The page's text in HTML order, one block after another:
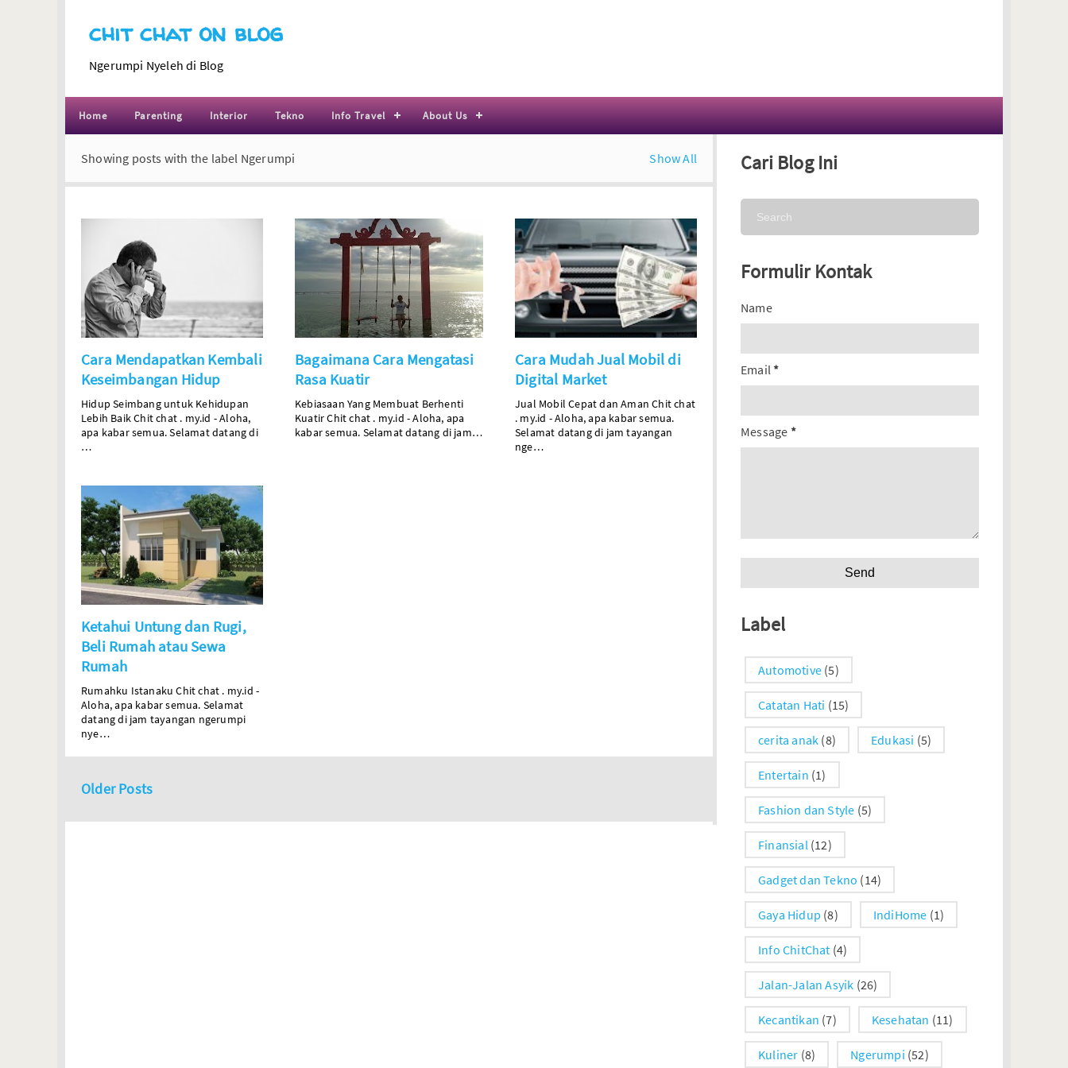
chit chat on blog
Ngerumpi Nyeleh di Blog
Home Parenting Interior Tekno Info Travel About Us
Showing posts with the label Ngerumpi Show All
Cara Mendapatkan Kembali
Keseimbangan Hidup
Hidup Seimbang untuk Kehidupan
Lebih BaikChitchat . my.id - Aloha,
apa kabar semua. Selamat datang di
…
Bagaimana Cara Mengatasi
Rasa Kuatir
Kebiasaan Yang Membuat Berhenti
KuatirChitchat . my.id - Aloha, apa
kabar semua. Selamat datang di jam…
Cara Mudah Jual Mobil di
Digital Market
Jual Mobil Cepat dan Aman Chitchat
. my.id - Aloha, apa kabar semua.
Selamat datang di jam tayangan
nge…
Ketahui Untung dan Rugi,
Beli Rumah atau Sewa
Rumah
Rumahku Istanaku Chitchat . my.id -
Aloha, apa kabar semua. Selamat
datang di jam tayangan ngerumpi
nye…
Older Posts
Cari Blog Ini
Formulir Kontak
Name
Email *
Message *
Label
Automotive (5)
Catatan Hati (15)
cerita anak (8) Edukasi (5)
Entertain (1)
Fashion dan Style (5)
Finansial (12)
Gadget dan Tekno (14)
Gaya Hidup (8) IndiHome (1)
Info ChitChat (4)
Jalan-Jalan Asyik (26)
Kecantikan (7) Kesehatan (11)
Kuliner (8) Ngerumpi (52)